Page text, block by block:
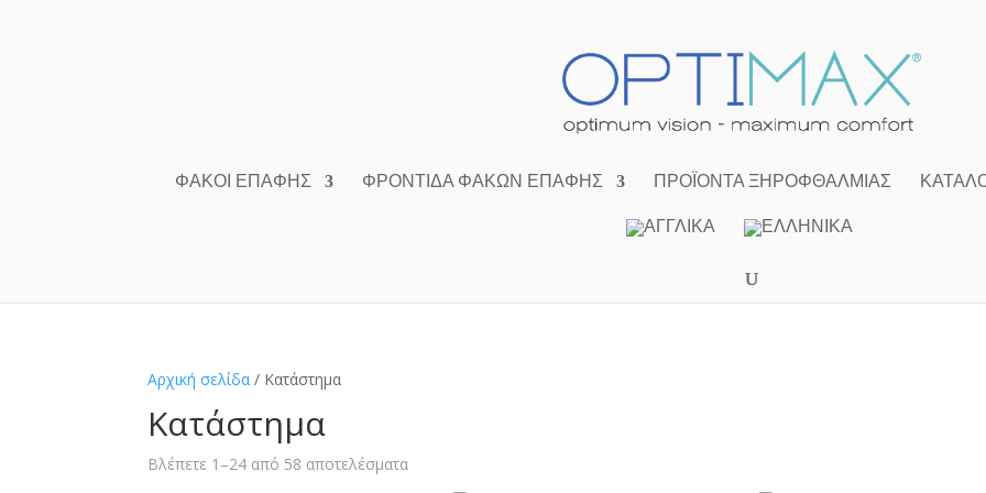
ΦΑΚΟΊ ΕΠΑΦΉΣ ΦΡΟΝΤΊΔΑ ΦΑΚΏΝ ΕΠΑΦΉΣ ΠΡΟΪΌΝΤΑ ΞΗΡΟΦΘΑΛΜΊΑΣ
Αρχική σελίδα / Κατάστημα
Κατάστημα
Βλέπετε 1–24 από 58 αποτελέσματα